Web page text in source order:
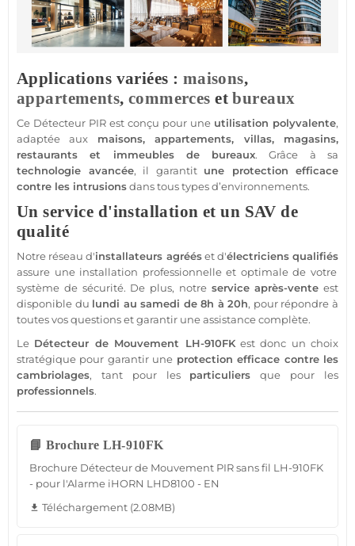
Applications variées : maisons,
appartements, commerces etbureaux
Ce Détecteur PIR est conçu pour une utilisation polyvalente,
adaptée aux maisons,appartements, villas, magasins,
restaurants et immeublesde bureaux. Grâce à sa
technologie avancée, il garantit une protection efficace
contre les intrusionsdans tous types d’environnements.
Un service d'installation et un SAV de
qualité
Notre réseau d'installateurs agrééset d'électriciens qualifiés
assure une installation professionnelleet optimale de votre
système de sécurité. De plus, notre service après-vente est
disponible du lundi au samedi de 8h à 20h, pour répondre à
toutes vos questions et garantir uneassistancecomplète.
Le Détecteur de Mouvement LH-910FKest donc un choix
stratégique pour garantir une protection efficace contre les
cambriolages, tant pour les particuliers que pour les
professionnels.
📘 Brochure LH-910FK
Brochure Détecteur de Mouvement PIR sans fil LH-910FK
- pour l'Alarme iHORN LHD8100 - EN
file_download Téléchargement (2.08MB)